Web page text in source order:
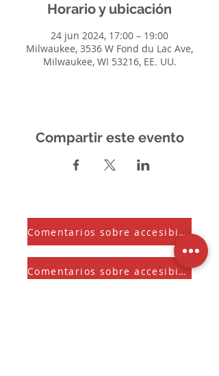
Horario y ubicación
24 jun 2024, 17:00 – 19:00
Milwaukee, 3536 W Fond du Lac Ave,
Milwaukee, WI 53216, EE. UU.
Compartir este evento
Comentarios sobre accesibilidad
Comentarios sobre accesibilidad